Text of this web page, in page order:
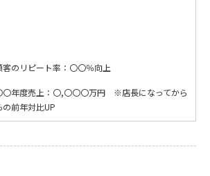
客のリピート率：〇〇％向上
〇年度売上：〇,〇〇〇万円 ※店長になってから
の前年対比UP